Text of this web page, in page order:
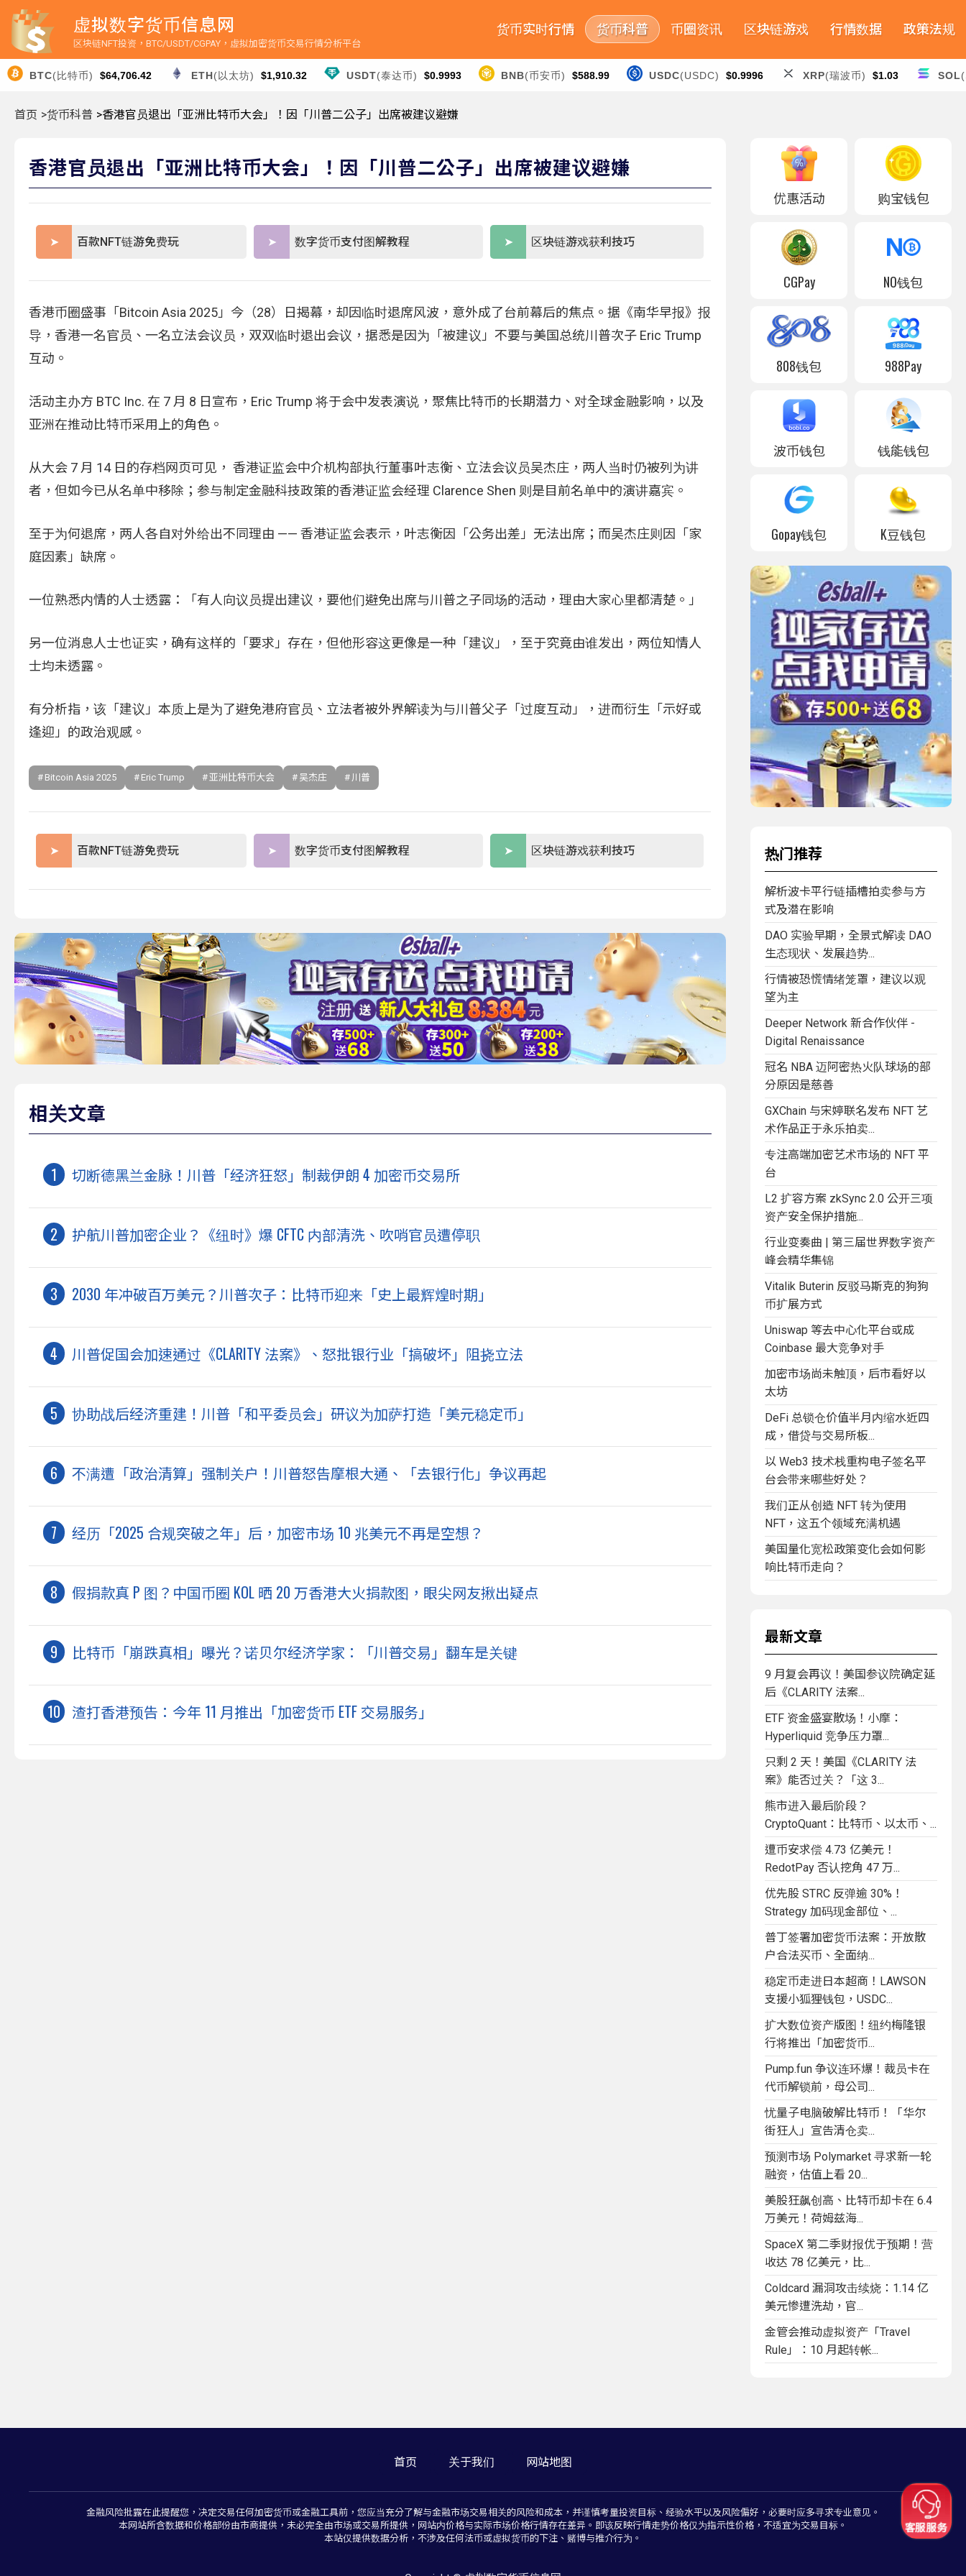
虚拟数字货币信息网
区块链NFT投资，BTC/USDT/CGPAY，虚拟加密货币交易行情分析平台
货币实时行情 货币科普 币圈资讯 区块链游戏 行情数据 政策法规
BTC(比特币) $64,706.42 ETH(以太坊) $1,910.32 USDT(泰达币) $0.9993 BNB(币安币) $588.99 USDC(USDC) $0.9996 XRP(瑞波币) $1.03 SOL
首页 >货币科普 >香港官员退出「亚洲比特币大会」！因「川普二公子」出席被建议避嫌
香港官员退出「亚洲比特币大会」！因「川普二公子」出席被建议避嫌
百款NFT链游免费玩 数字货币支付图解教程 区块链游戏获利技巧
香港币圈盛事「Bitcoin Asia 2025」今（28）日揭幕，却因临时退席风波，意外成了台前幕后的焦点。据《南华早报》报
导，香港一名官员、一名立法会议员，双双临时退出会议，据悉是因为「被建议」不要与美国总统川普次子 Eric Trump
互动。
活动主办方 BTC Inc. 在 7 月 8 日宣布，Eric Trump 将于会中发表演说，聚焦比特币的长期潜力、对全球金融影响，以及
亚洲在推动比特币采用上的角色。
从大会 7 月 14 日的存档网页可见， 香港证监会中介机构部执行董事叶志衡、立法会议员吴杰庄，两人当时仍被列为讲
者，但如今已从名单中移除；参与制定金融科技政策的香港证监会经理 Clarence Shen 则是目前名单中的演讲嘉宾。
至于为何退席，两人各自对外给出不同理由 —— 香港证监会表示，叶志衡因「公务出差」无法出席；而吴杰庄则因「家
庭因素」缺席。
一位熟悉内情的人士透露：「有人向议员提出建议，要他们避免出席与川普之子同场的活动，理由大家心里都清楚。」
另一位消息人士也证实，确有这样的「要求」存在，但他形容这更像是一种「建议」，至于究竟由谁发出，两位知情人
士均未透露。
有分析指，该「建议」本质上是为了避免港府官员、立法者被外界解读为与川普父子「过度互动」，进而衍生「示好或
逢迎」的政治观感。
Bitcoin Asia 2025 Eric Trump 亚洲比特币大会 吴杰庄 川普
百款NFT链游免费玩 数字货币支付图解教程 区块链游戏获利技巧
相关文章
切断德黑兰金脉！川普「经济狂怒」制裁伊朗 4 加密币交易所
护航川普加密企业？《纽时》爆 CFTC 内部清洗、吹哨官员遭停职
2030 年冲破百万美元？川普次子：比特币迎来「史上最辉煌时期」
川普促国会加速通过《CLARITY 法案》、怒批银行业「搞破坏」阻挠立法
协助战后经济重建！川普「和平委员会」研议为加萨打造「美元稳定币」
不满遭「政治清算」强制关户！川普怒告摩根大通、「去银行化」争议再起
经历「2025 合规突破之年」后，加密市场 10 兆美元不再是空想？
假捐款真 P 图？中国币圈 KOL 晒 20 万香港大火捐款图，眼尖网友揪出疑点
比特币「崩跌真相」曝光？诺贝尔经济学家：「川普交易」翻车是关键
渣打香港预告：今年 11 月推出「加密货币 ETF 交易服务」
优惠活动 购宝钱包
CGPay NO钱包
808钱包 988Pay
波币钱包 钱能钱包
Gopay钱包 K豆钱包
热门推荐
解析波卡平行链插槽拍卖参与方
式及潜在影响
DAO 实验早期，全景式解读 DAO
生态现状、发展趋势...
行情被恐慌情绪笼罩，建议以观
望为主
Deeper Network 新合作伙伴 -
Digital Renaissance
冠名 NBA 迈阿密热火队球场的部
分原因是慈善
GXChain 与宋婷联名发布 NFT 艺
术作品正于永乐拍卖...
专注高端加密艺术市场的 NFT 平
台
L2 扩容方案 zkSync 2.0 公开三项
资产安全保护措施...
行业变奏曲 | 第三届世界数字资产
峰会精华集锦
Vitalik Buterin 反驳马斯克的狗狗
币扩展方式
Uniswap 等去中心化平台或成
Coinbase 最大竞争对手
加密市场尚未触顶，后市看好以
太坊
DeFi 总锁仓价值半月内缩水近四
成，借贷与交易所板...
以 Web3 技术栈重构电子签名平
台会带来哪些好处？
我们正从创造 NFT 转为使用
NFT，这五个领域充满机遇
美国量化宽松政策变化会如何影
响比特币走向？
最新文章
9 月复会再议！美国参议院确定延
后《CLARITY 法案...
ETF 资金盛宴散场！小摩：
Hyperliquid 竞争压力罩...
只剩 2 天！美国《CLARITY 法
案》能否过关？「这 3...
熊市进入最后阶段？
CryptoQuant：比特币、以太币、...
遭币安求偿 4.73 亿美元！
RedotPay 否认挖角 47 万...
优先股 STRC 反弹逾 30%！
Strategy 加码现金部位、...
普丁签署加密货币法案：开放散
户合法买币、全面纳...
稳定币走进日本超商！LAWSON
支援小狐狸钱包，USDC...
扩大数位资产版图！纽约梅隆银
行将推出「加密货币...
Pump.fun 争议连环爆！裁员卡在
代币解锁前，母公司...
忧量子电脑破解比特币！「华尔
街狂人」宣告清仓卖...
预测市场 Polymarket 寻求新一轮
融资，估值上看 20...
美股狂飙创高、比特币却卡在 6.4
万美元！荷姆兹海...
SpaceX 第二季财报优于预期！营
收达 78 亿美元，比...
Coldcard 漏洞攻击续烧：1.14 亿
美元惨遭洗劫，官...
金管会推动虚拟资产「Travel
Rule」：10 月起转帐...
首页 关于我们 网站地图
金融风险批露在此提醒您，决定交易任何加密货币或金融工具前，您应当充分了解与金融市场交易相关的风险和成本，并谨慎考量投资目标、经验水平以及风险偏好，必要时应多寻求专业意见。
本网站所含数据和价格部份由市商提供，未必完全由市场或交易所提供，网站内价格与实际市场价格行情存在差异。即该反映行情走势价格仅为指示性价格，不适宜为交易目标。
本站仅提供数据分析，不涉及任何法币或虚拟货币的下注、赌博与推介行为。